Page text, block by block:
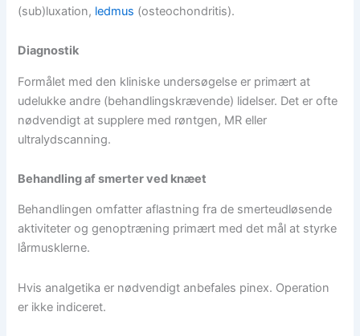
(sub)luxation, ledmus (osteochondritis).
Diagnostik
Formålet med den kliniske undersøgelse er primært at
udelukke andre (behandlingskrævende) lidelser. Det er ofte
nødvendigt at supplere med røntgen, MR eller
ultralydscanning.
Behandling af smerter ved knæet
Behandlingen omfatter aflastning fra de smerteudløsende
aktiviteter og genoptræning primært med det mål at styrke
lårmusklerne.
Hvis analgetika er nødvendigt anbefales pinex. Operation
er ikke indiceret.